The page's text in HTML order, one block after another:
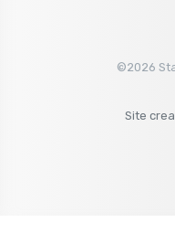
©2026
Site